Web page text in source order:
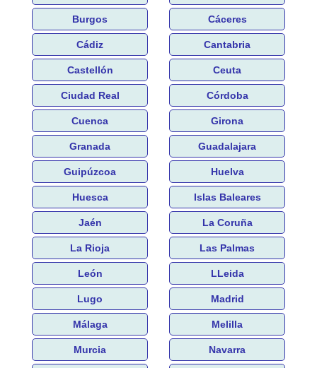
Burgos Cáceres
Cádiz Cantabria
Castellón Ceuta
Ciudad Real Córdoba
Cuenca Girona
Granada Guadalajara
Guipúzcoa Huelva
Huesca Islas Baleares
Jaén La Coruña
La Rioja Las Palmas
León LLeida
Lugo Madrid
Málaga Melilla
Murcia Navarra